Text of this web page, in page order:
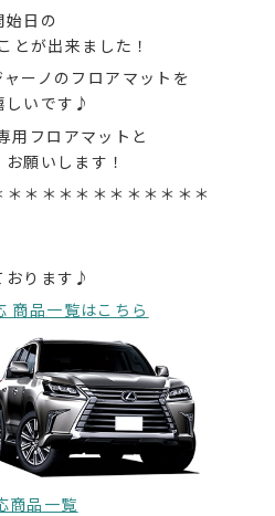
始日の
とが出来ました！
ーノのフロアマットを
しいです♪
用フロアマットと
願いします！
＊＊＊＊＊＊＊＊＊＊＊
おります♪
商品一覧はこちら
商品一覧